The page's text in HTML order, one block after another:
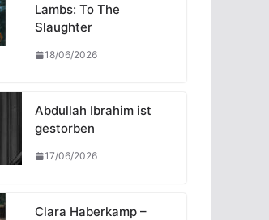
Lambs: To The
Slaughter
18/06/2026
Abdullah Ibrahim ist
gestorben
17/06/2026
Clara Haberkamp –